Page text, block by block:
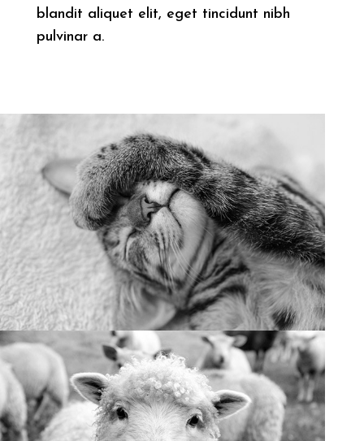
blandit aliquet elit, eget tincidunt nibh
pulvinar a.